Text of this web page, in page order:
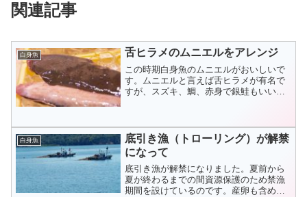
関連記事
白身魚 舌ヒラメのムニエルをアレンジ
この時期白身魚のムニエルがおいしいで
す。ムニエルと言えば舌ヒラメが有名で
すが、スズキ、鯛、赤身で銀鮭もいいで
白身魚
底引き漁（トローリング）が解禁
になって
底引き漁が解禁になりました。夏前から
夏が終わるまでの間資源保護のため禁漁
期間を設けているのです。産卵も含めて